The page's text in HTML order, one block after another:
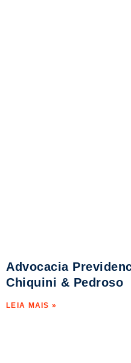
Advocacia
Chiquini & Pedroso
LEIA MAIS »